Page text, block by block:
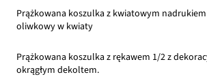
Prążkowana koszulka z kwiatowym nadrukiem
oliwkowy w kwiaty
Prążkowana koszulka z rękawem 1/2 z
okrągłym dekoltem.